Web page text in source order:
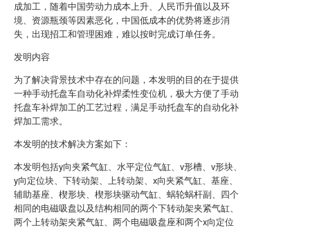
成加工，随着中国劳动力成本上升、人民币升值以及环
境、资源瓶颈等因素恶化，中国低成本的优势将逐步消
失，出现招工和管理困难，难以按时完成订单任务。
发明内容
为了解决背景技术中存在的问题，本发明的目的在于提供
一种手动托盘车自动化补焊柔性变位机，极大方便了手动
托盘车补焊加工的工艺过程，满足手动托盘车的自动化补
焊加工需求。
本发明的技术解决方案如下：
本发明包括y向夹紧气缸、水平定位气缸、v形槽、v形块、
y向定位块、下转动架、上转动架、x向夹紧气缸、基座、
辅助基座、楔形块、楔形块驱动气缸、蜗轮蜗杆副、四个
相同的电磁吸盘以及结构相同的两个下转动架夹紧气缸、
两个上转动架夹紧气缸、两个电磁吸盘座和两个x向定位